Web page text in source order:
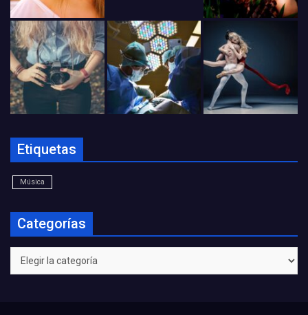
Etiquetas
Música
Categorías
Categorías